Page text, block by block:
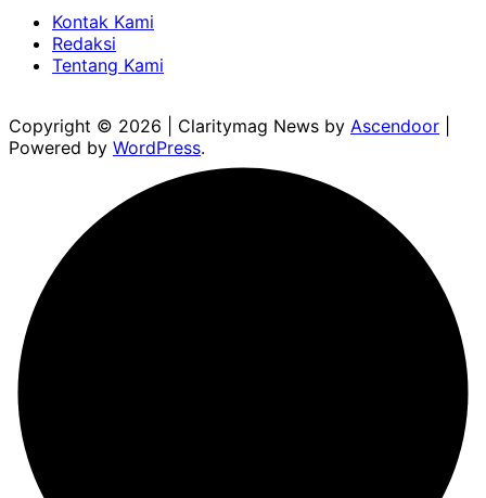
Kontak Kami
Redaksi
Tentang Kami
Copyright © 2026 | Claritymag News by Ascendoor
Powered by WordPress.